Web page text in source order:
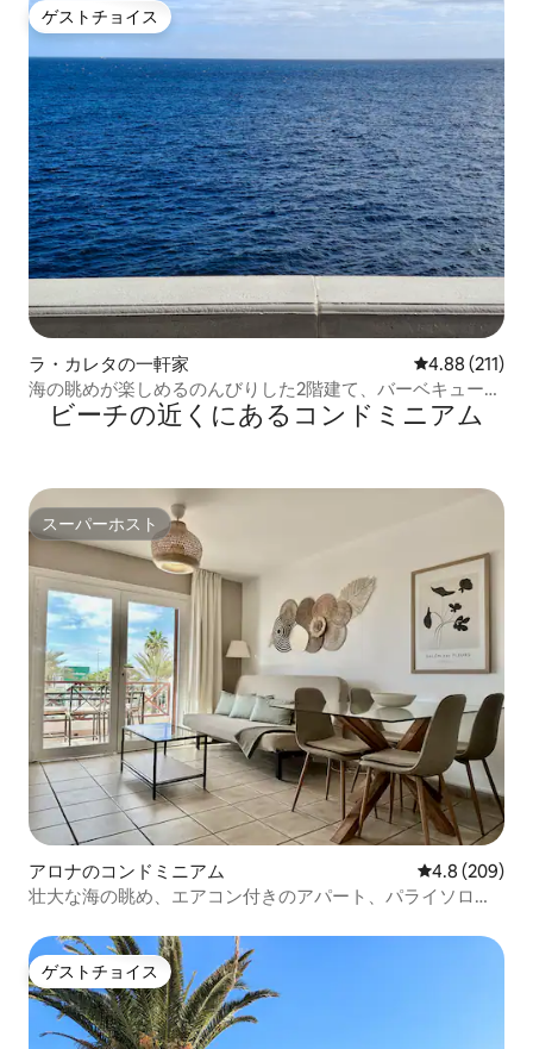
ゲストチョイス
ゲストチョイス
ラ・カレタの一軒家 レビュー211
4.88 (211)
海の眺めが楽しめるのんびりした2階建て、バーベキュー、
日当たりの良いテラス
ビーチの近くにあるコンドミニアム
スーパーホスト
スーパーホスト
アロナのコンドミニアム レビュー209
4.8 (209)
壮大な海の眺め、エアコン付きのアパート、パライソロイ
ゲストチョイス
ゲストチョイス